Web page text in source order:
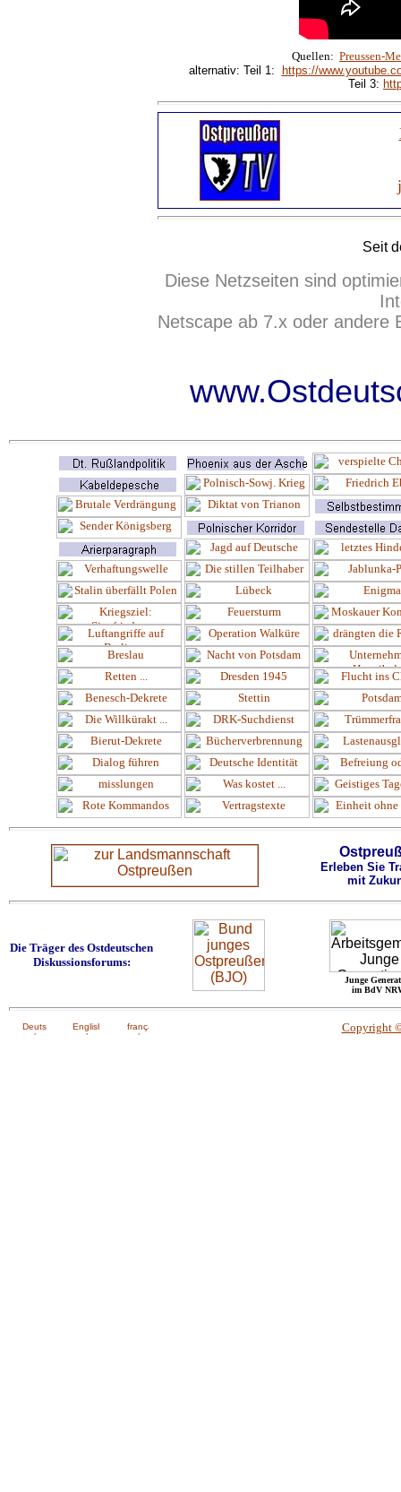
Quellen: Preussen-
alternativ: Teil 1:
https://
Teil 3:
Seit
Diese Netzseiten sind
Netscape ab 7.x oder andere
Erleben Sie
mit
Die Träger des Ostdeutschen
Diskussionsforums:
Junge
im BdV
Copyright